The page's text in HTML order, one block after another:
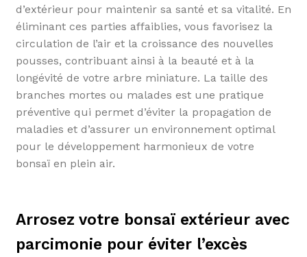
d’extérieur pour maintenir sa santé et sa vitalité. En
éliminant ces parties affaiblies, vous favorisez la
circulation de l’air et la croissance des nouvelles
pousses, contribuant ainsi à la beauté et à la
longévité de votre arbre miniature. La taille des
branches mortes ou malades est une pratique
préventive qui permet d’éviter la propagation de
maladies et d’assurer un environnement optimal
pour le développement harmonieux de votre
bonsaï en plein air.
Arrosez votre bonsaï extérieur avec
parcimonie pour éviter l’excès